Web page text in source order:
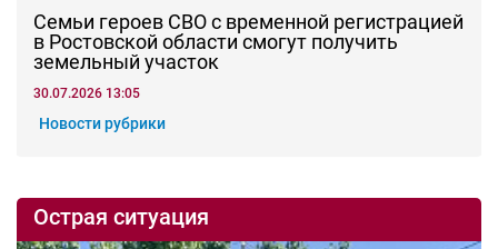
Семьи героев СВО с временной регистрацией
в Ростовской области смогут получить
земельный участок
30.07.2026 13:05
Новости рубрики
Острая ситуация